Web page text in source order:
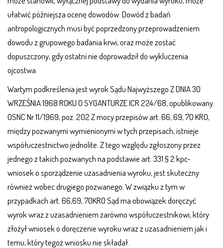
ułatwić późniejsza ocenę dowodów. Dowód z badań
antropologicznych musi być poprzedzony przeprowadzeniem
dowodu z grupowego badania krwi, oraz może zostać
dopuszczony, gdy ostatni nie doprowadził do wykluczenia
ojcostwa.
Wartym podkreślenia jest wyrok Sądu Najwyższego Z DNIA 30
WRZEŚNIA 1968 ROKU O SYGANTURZE ICR 224/68, opublikowany.
OSNC Nr 11/1969, poz. 202 Z mocy przepisów art. 66, 69, 70 KRO,
między pozwanymi wymienionymi w tych przepisach, istnieje
współuczestnictwo jednolite. Z tego względu zgłoszony przez
jednego z takich pozwanych na podstawie art. 331 § 2 kpc-
wniosek o sporządzenie uzasadnienia wyroku, jest skuteczny
również wobec drugiego pozwanego. W związku z tym w
przypadkach art. 66,69, 70KRO Sąd ma obowiązek doręczyć
wyrok wraz z uzasadnieniem zarówno współuczestnikowi, który
złożył wniosek o doręczenie wyroku wraz z uzasadnieniem jak i
temu, który tegoż wniosku nie składał.